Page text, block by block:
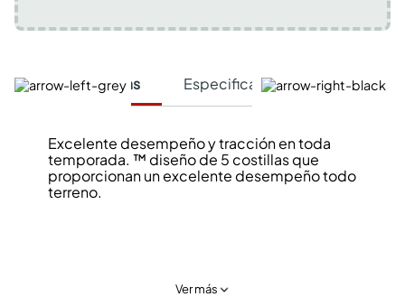
Características Especificaciones Técnicas
Excelente desempeño y tracción en toda
temporada. ™ diseño de 5 costillas que
proporcionan un excelente desempeño todo
terreno.
Ver más